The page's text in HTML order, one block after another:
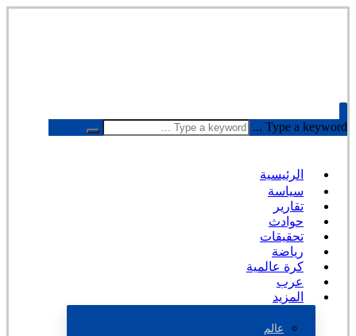
Type a keyword ...
الرئيسية
سياسة
تقارير
حوادث
تحقيقات
رياضة
كرة عالمية
عرب
المزيد
عالم